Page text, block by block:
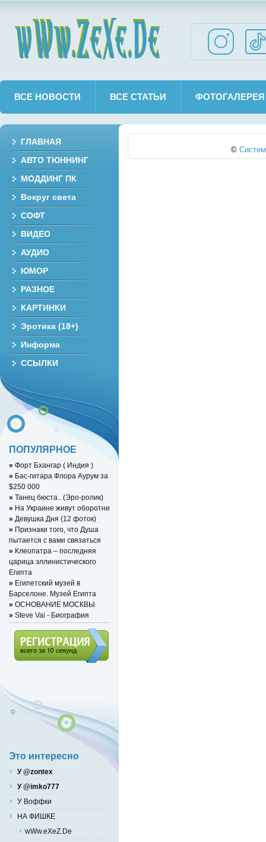
ВСЕ НОВОСТИ ВСЕ СТАТЬИ ФОТОГАЛЕРЕЯ
©
ГЛАВНАЯ
АВТО ТЮННИНГ
МОДДИНГ ПК
Вокруг света
СОФТ
ВИДЕО
АУДИО
ЮМОР
РАЗНОЕ
КАРТИНКИ
Эротика (18+)
Информа
ССЫЛКИ
ПОПУЛЯРНОЕ
» Форт Бхангар ( Индия )
» Бас-гитара Флора Аурум за
$250 000
» Танец бюста.. (Эро-ролик)
» На Украине живут оборотни
» Девушка Дня (12 фоток)
» Признаки того, что Душа
пытается с вами связаться
» Клеопатра – последняя
царица эллинистического
Египта
» Египетский музей в
Барселоне. Музей Египта
» ОСНОВАНИЕ МОСКВЫ
» Steve Vai - Биография
Это интересно
У @zontex
У @imko777
У Воффки
НА ФИШКЕ
wWw.eXeZ.De